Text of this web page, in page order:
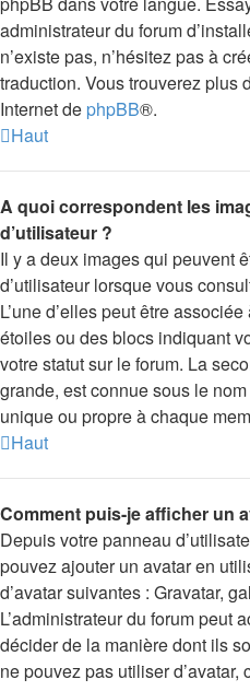
administrateur du forum
n’existe pas, n’hésitez pas à
traduction. Vous trouverez plus
Internet de phpBB®.
Haut
A quoi correspondent les
d’utilisateur ?
Il y a deux images qui peuvent
d’utilisateur lorsque vous
L’une d’elles peut être
étoiles ou des blocs indiquant
votre statut sur le forum. La
grande, est connue sous le
unique ou propre à chaque
Haut
Comment puis-je afficher un
Depuis votre panneau
pouvez ajouter un avatar en
d’avatar suivantes : Gravatar,
L’administrateur du forum peut
décider de la manière dont ils
ne pouvez pas utiliser